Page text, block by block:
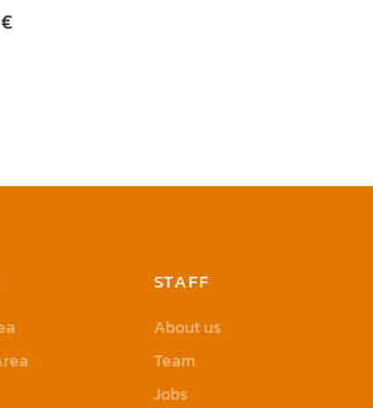
€
STAFF
About us
Team
Jobs